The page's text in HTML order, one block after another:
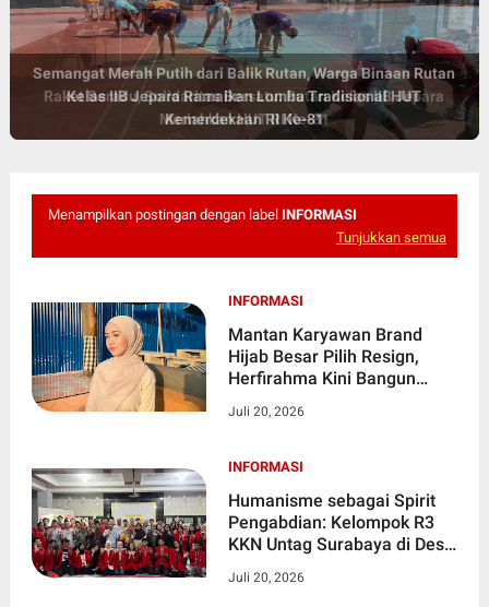
Semangat Merah Putih dari Balik Rutan, Warga Binaan Rutan
Kelas IIB Jepara Ramaikan Lomba Tradisional HUT
Kemerdekaan RI Ke-81
Raket Beradu, Solidaritas Bersatu: Rutan Kelas IIB Jepara
Meriahkan HUT RI Ke-81
Menampilkan postingan dengan label INFORMASI
Tunjukkan semua
INFORMASI
Mantan Karyawan Brand
Hijab Besar Pilih Resign,
Herfirahma Kini Bangun
Kreator Place to Go di
Juli 20, 2026
INFORMASI
Humanisme sebagai Spirit
Pengabdian: Kelompok R3
KKN Untag Surabaya di Desa
Paling Berdampak
Juli 20, 2026